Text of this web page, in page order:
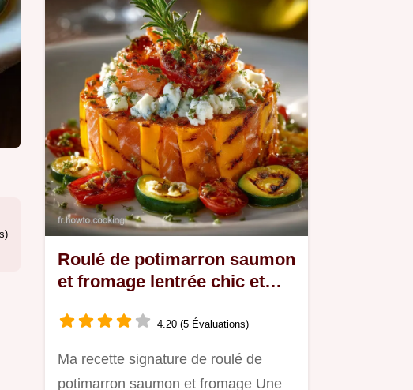
Roulé de potimarron saumon
et fromage lentrée chic et
4.20 (5 Évaluations)
Ma recette signature de roulé de
potimarron saumon et fromage Une